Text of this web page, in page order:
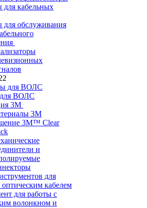
кабельных
обслуживания
ВОЛС
3M
3М
3M™ Clear
и
для
оптическим кабелем
для работы с
волонкном и